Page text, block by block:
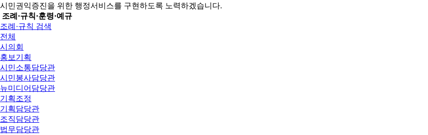
시민권익증진을 위한 행정서비스를 구현하도록 노력하겠습니다.
조례·규칙·훈령·예규
조례·규칙 검색
전체
시의회
홍보기획
시민소통담당관
시민봉사담당관
뉴미디어담당관
기획조정
기획담당관
조직담당관
법무담당관